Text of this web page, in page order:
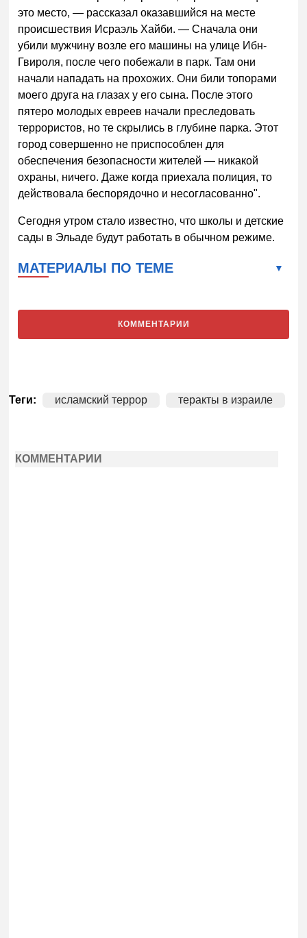
это место, — рассказал оказавшийся на месте
происшествия Исраэль Хайби. — Сначала они
убили мужчину возле его машины на улице Ибн-
Гвироля, после чего побежали в парк. Там они
начали нападать на прохожих. Они били топорами
моего друга на глазах у его сына. После этого
пятеро молодых евреев начали преследовать
террористов, но те скрылись в глубине парка. Этот
город совершенно не приспособлен для
обеспечения безопасности жителей — никакой
охраны, ничего. Даже когда приехала полиция, то
действовала беспорядочно и несогласованно".
Сегодня утром стало известно, что школы и детские
сады в Эльаде будут работать в обычном режиме.
МАТЕРИАЛЫ ПО ТЕМЕ
КОММЕНТАРИИ
Теги: исламский террор теракты в израиле
КОММЕНТАРИИ